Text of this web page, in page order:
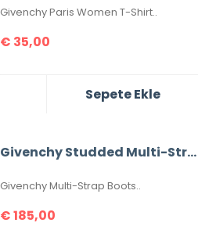
Givenchy Paris Women T-Shirt..
€ 35,00
Sepete Ekle
Givenchy Studded Multi-Strap Boots %100 Leather
Givenchy Multi-Strap Boots..
€185,00